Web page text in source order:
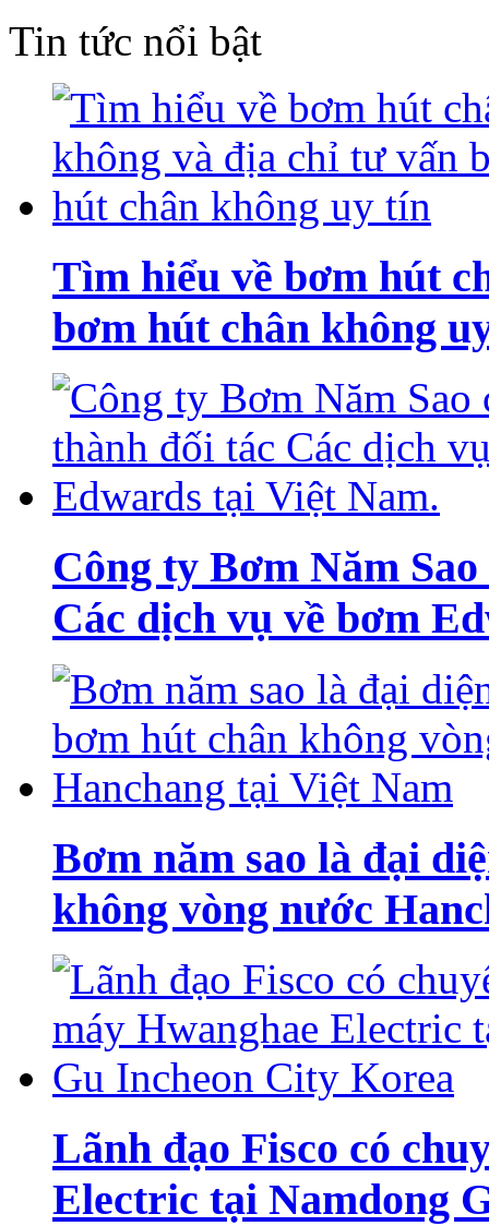
Tin tức nổi bật
Tìm hiểu về bơm hút
bơm hút chân không
Công ty Bơm Năm
Các dịch vụ về bơm
Bơm năm sao là đại
không vòng nước
Lãnh đạo Fisco có
Electric tại Namdong